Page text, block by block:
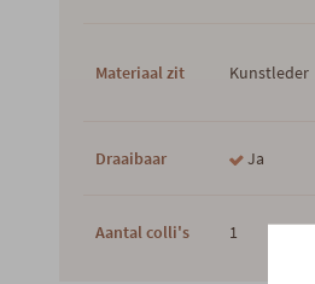
Materiaal zit Kunstleder
Draaibaar Ja
Aantal colli's 1